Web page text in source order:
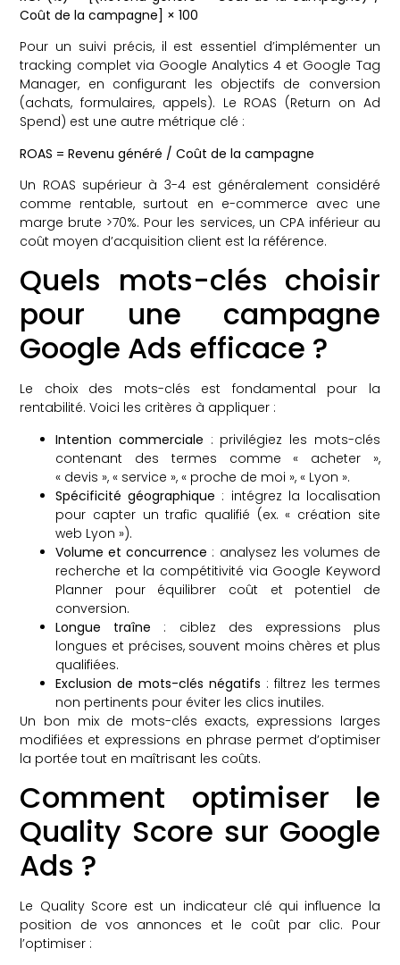
Coût de la campagne] × 100
Pour un suivi précis, il est essentiel d’implémenter un
tracking complet via Google Analytics 4 et Google Tag
Manager, en configurant les objectifs de conversion
(achats, formulaires, appels). Le ROAS (Return on Ad
Spend) est une autre métrique clé :
ROAS = Revenu généré / Coût de la campagne
Un ROAS supérieur à 3-4 est généralement considéré
comme rentable, surtout en e-commerce avec une
marge brute >70%. Pour les services, un CPA inférieur au
coût moyen d’acquisition client est la référence.
Quels mots-clés choisir
pour une campagne
Google Ads efficace ?
Le choix des mots-clés est fondamental pour la
rentabilité. Voici les critères à appliquer :
Intention commerciale : privilégiez les mots-clés
contenant des termes comme « acheter »,
« devis », « service », « proche de moi », « Lyon ».
Spécificité géographique : intégrez la localisation
pour capter un trafic qualifié (ex. « création site
web Lyon »).
Volume et concurrence : analysez les volumes de
recherche et la compétitivité via Google Keyword
Planner pour équilibrer coût et potentiel de
conversion.
Longue traîne : ciblez des expressions plus
longues et précises, souvent moins chères et plus
qualifiées.
Exclusion de mots-clés négatifs : filtrez les termes
non pertinents pour éviter les clics inutiles.
Un bon mix de mots-clés exacts, expressions larges
modifiées et expressions en phrase permet d’optimiser
la portée tout en maîtrisant les coûts.
Comment optimiser le
Quality Score sur Google
Ads ?
Le Quality Score est un indicateur clé qui influence la
position de vos annonces et le coût par clic. Pour
l’optimiser :